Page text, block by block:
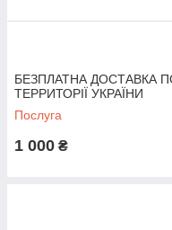
БЕЗПЛАТНА ДОСТАВКА
ТЕРРИТОРІЇ УКРАЇНИ
Послуга
1 000 ₴